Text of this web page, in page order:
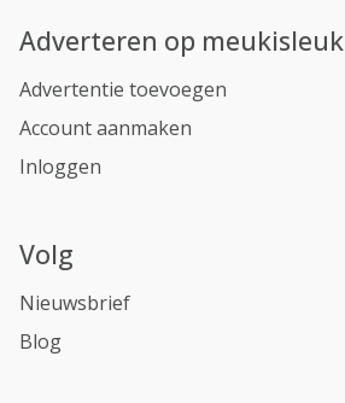
Adverteren op meukisleuk
Advertentie toevoegen
Account aanmaken
Inloggen
Volg
Nieuwsbrief
Blog